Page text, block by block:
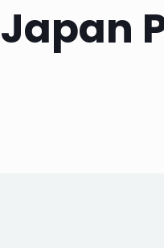
Japan